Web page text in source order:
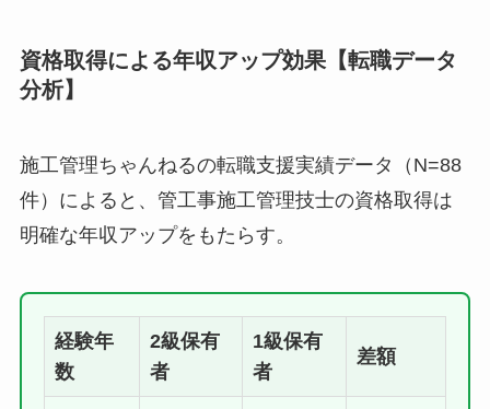
資格取得による年収アップ効果【転職データ
分析】
施工管理ちゃんねるの転職支援実績データ（N=88
件）によると、管工事施工管理技士の資格取得は
明確な年収アップをもたらす。
経験年
数
2級保有
者
1級保有
者
差額